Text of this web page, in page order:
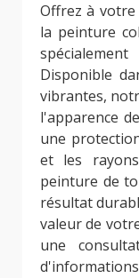
Offrez à
la peinture
Disponible
vibrantes,
l'apparence
une
et les
peinture de
résultat
valeur de
une